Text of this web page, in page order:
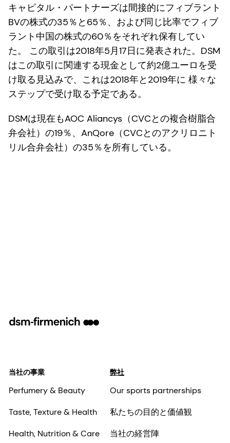
キャピタル・パートナーズは間接的にフィブラント
BVの株式の35％と65％、および同じ比率でフィブ
ラント中国の株式の60％をそれぞれ保有してい
た。 この取引は2018年5月17日に発表された。DSM
はこの取引に関連する現金として約2億ユーロを受
け取る見込みで、これは2018年と2019年に 様々な
ステップで受け取る予定である。
DSMは現在もAOC Aliancys（CVCとの複合樹脂合
弁会社）の19％、AnQore（CVCとのアクリロニト
リル合弁会社）の35％を所有している。
当社の事業
Perfumery & Beauty
Taste, Texture & Health
Health, Nutrition & Care
弊社
Our sports partnerships
私たちの目的と価値観
当社の経営陣